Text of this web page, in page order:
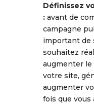
Définissez
: avant de
campagne
important de
souhaitez
augmenter
votre site,
augmenter
fois que vous